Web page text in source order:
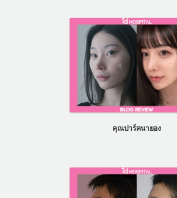
คุณปาร์คนายอง